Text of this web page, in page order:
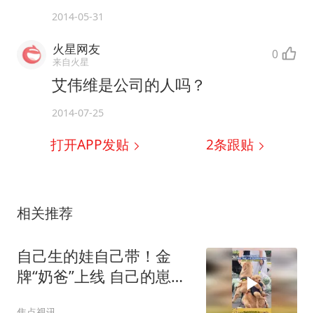
2014-05-31
火星网友
来自火星 0
艾伟维是公司的人吗？
2014-07-25
打开APP发贴 2条跟贴
相关推荐
自己生的娃自己带！金
牌“奶爸”上线 自己的崽走